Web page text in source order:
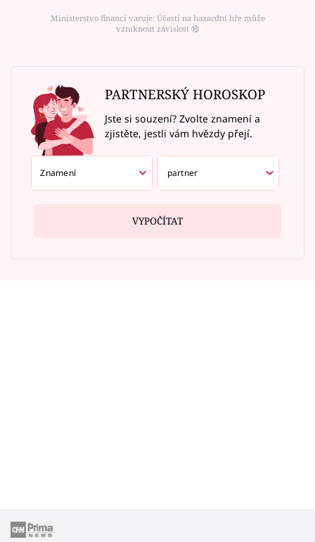
Ministerstvo financí varuje: Účastí na hazardní hře může
vzniknout závislost ⑱
PARTNERSKÝ HOROSKOP
Jste si souzení? Zvolte znamení a
zjistěte, jestli vám hvězdy přejí.
VYPOČÍTAT